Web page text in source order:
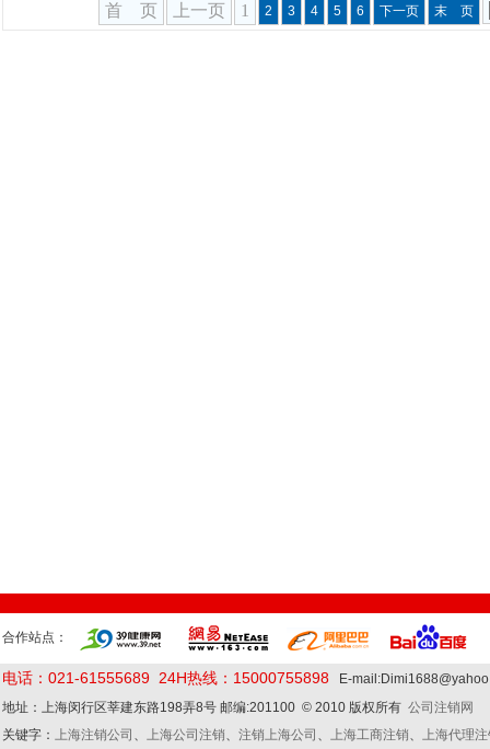
首 页 上一页 1 2 3 4 5 6 下一页 末 页
合作站点：
电话：021-61555689 24H热线：15000755898 E-
地址：上海闵行区莘建东路198弄8号 邮编:201100 © 2010 版权所有 公司注销网
关键字： 上海注销公司 、 上海公司注销、 注销上海公司 、 上海工商注销、 上海代理